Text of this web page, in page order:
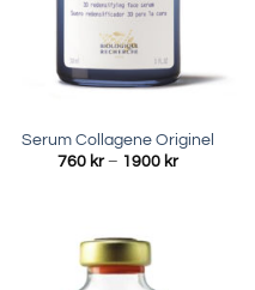
Serum Collagene Originel
760 kr – 1900 kr